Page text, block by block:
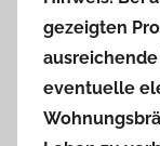
gezeigten
eventuelle